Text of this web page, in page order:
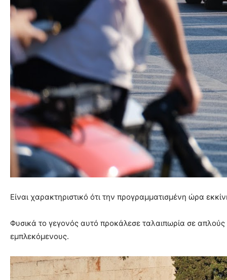
Είναι χαρακτηριστικό ότι την προγραμματισμένη ώρα
Φυσικά το γεγονός αυτό προκάλεσε ταλαιπωρία σε
εμπλεκόμενους.